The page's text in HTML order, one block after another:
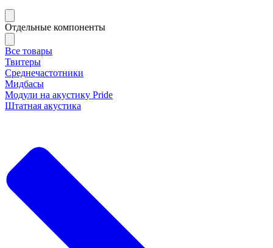
Отдельные компоненты
Все товары
Твитеры
Среднечастотники
Мидбасы
Модули на акустику Pride
Штатная акустика